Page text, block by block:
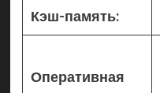
Кэш-память:
Оперативная